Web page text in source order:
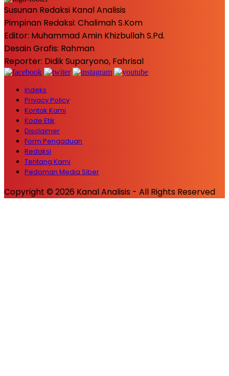
Susunan Redaksi Kanal Analisis
Pimpinan Redaksi: Chalimah S.Kom
Editor: Muhammad Amin Khizbullah S.Pd.
Desain Grafis: Rahman
Reporter: Didik Suparyono, Fahrisal
Indeks
Privacy Policy
Kontak Kami
Kode Etik
Disclaimer
Form Pengaduan
Redaksi
Tentang Kami
Pedoman Media Siber
Copyright © 2026 Kanal Analisis - All Rights Reserved